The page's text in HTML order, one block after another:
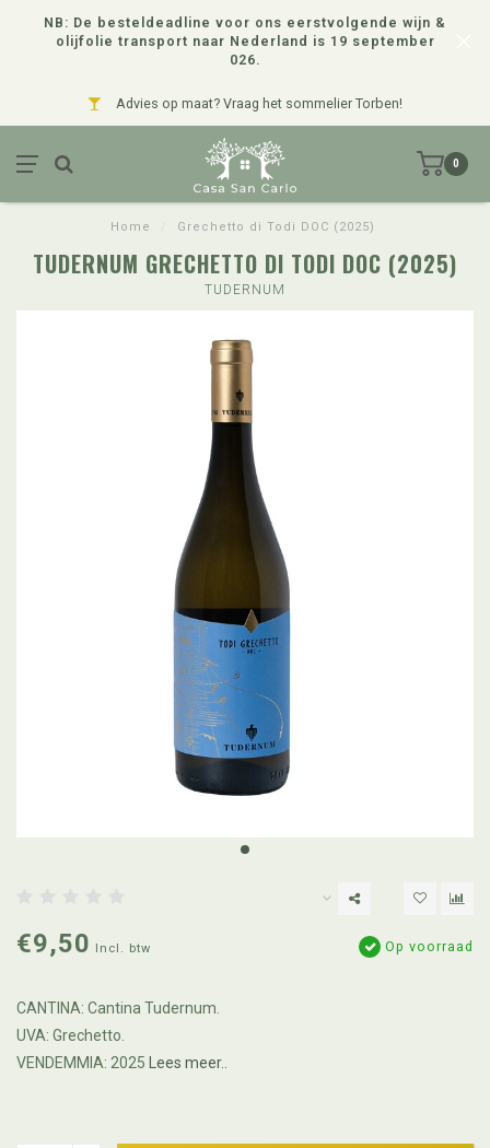
NB: De besteldeadline voor ons eerstvolgende wijn &
olijfolie transport naar Nederland is 19 september
026.
Advies op maat? Vraag het sommelier Torben!
0
Home Grechetto di Todi DOC (2025)
TUDERNUM GRECHETTO DI TODI DOC (2025)
TUDERNUM
€9,50 Incl. btw Op voorraad
CANTINA: Cantina Tudernum.
UVA: Grechetto.
VENDEMMIA: 2025 Lees meer..